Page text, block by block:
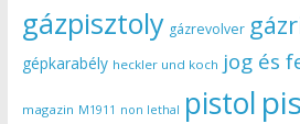
gázpisztoly gázrevolver
gépkarabély heckler und koch jog és
magazin M1911 non lethal pistol